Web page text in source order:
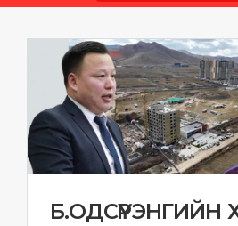
Б.ОДСҮРЭНГИЙН